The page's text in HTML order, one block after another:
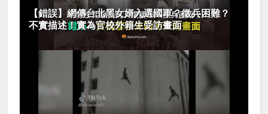
【錯誤】網傳台北黑女婿入選國軍？徵兵困難？
不實描述！實為官校外籍生受訪畫面